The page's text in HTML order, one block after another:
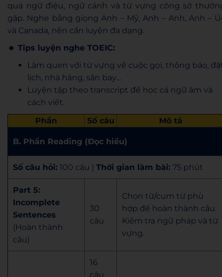
qua ngữ điệu, ngữ cảnh và từ vựng công sở
gặp. Nghe bằng giọng Anh – Mỹ, Anh – Anh, Anh –
và Canada, nên cần luyện đa dạng.
🔸 Tips luyện nghe TOEIC:
Làm quen với từ vựng về cuộc gọi, thông báo,
lịch, nhà hàng, sân bay…
Luyện tập theo transcript để học cả ngữ âm và
cách viết.
Phần
Số câu Mô tả
B. Phần Reading (Đọc hiểu)
Số câu hỏi: 100 câu | Thời gian làm bài: 75 phút
Part 5:
Incomplete
Sentences
(Hoàn thành
câu)
30
câu
Chọn từ/cụm từ phù
hợp để hoàn thành câu.
Kiểm tra ngữ pháp và từ
vựng.
16
câu